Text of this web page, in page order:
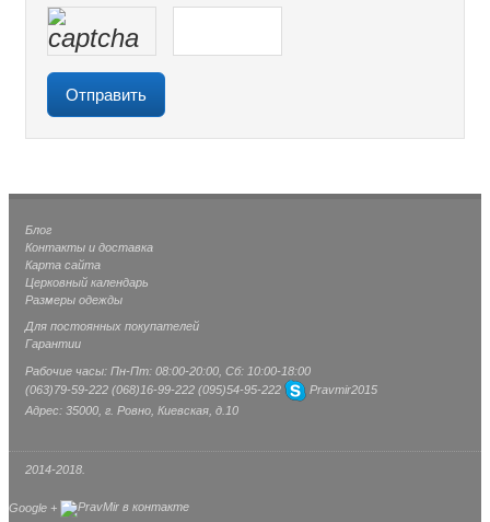
Блог
Контакты и доставка
Карта сайта
Церковный календарь
Размеры одежды
Для постоянных покупателей
Гарантии
Рабочие часы: Пн-Пт: 08:00-20:00, Сб: 10:00-18:00
(063)79-59-222 (068) 16-99-222 (095)54-95-222
Pravmir2015
Адрес: 35000, г. Ровно, Киевская, д.10
2014-2018.
Google +